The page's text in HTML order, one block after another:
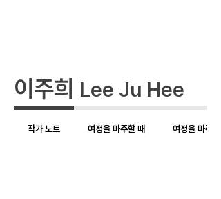
이주희 Lee Ju Hee
작가 노트 여정을 마주할 때 여정을 마주할